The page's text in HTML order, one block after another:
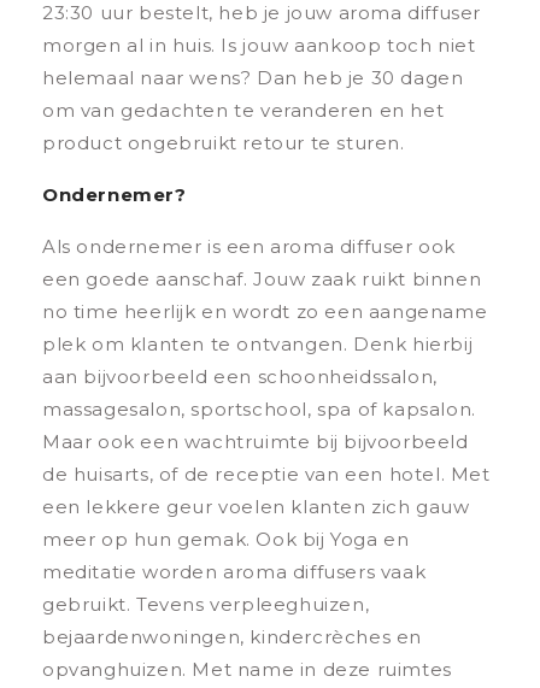
23:30 uur bestelt, heb je jouw aroma diffuser
morgen al in huis. Is jouw aankoop toch niet
helemaal naar wens? Dan heb je 30 dagen
om van gedachten te veranderen en het
product ongebruikt retour te sturen.
Ondernemer?
Als ondernemer is een aroma diffuser ook
een goede aanschaf. Jouw zaak ruikt binnen
no time heerlijk en wordt zo een aangename
plek om klanten te ontvangen. Denk hierbij
aan bijvoorbeeld een schoonheidssalon,
massagesalon, sportschool, spa of kapsalon.
Maar ook een wachtruimte bij bijvoorbeeld
de huisarts, of de receptie van een hotel. Met
een lekkere geur voelen klanten zich gauw
meer op hun gemak. Ook bij Yoga en
meditatie worden aroma diffusers vaak
gebruikt. Tevens verpleeghuizen,
bejaardenwoningen, kindercrèches en
opvanghuizen. Met name in deze ruimtes